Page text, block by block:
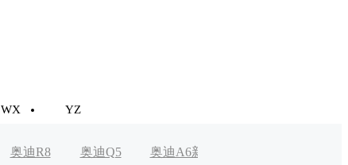
WX YZ
奥迪R8 奥迪Q5 奥迪A6新